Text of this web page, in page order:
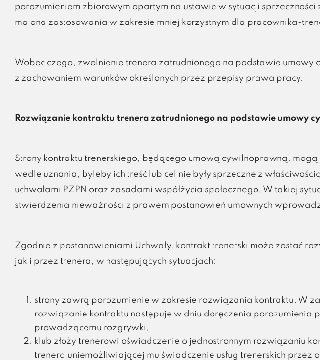
porozumieniem zbiorowym opartym na ustawie w sytuacji
ma ona zastosowania w zakresie mniej korzystnym dla pracownika-
Wobec czego, zwolnienie trenera zatrudnionego na podstawie umowy
z zachowaniem warunków określonych przez przepisy prawa pracy.
Rozwiązanie kontraktu trenera zatrudnionego na podstawie umowy
Strony kontraktu trenerskiego, będącego umową cywilnoprawną, mogą
wedle uznania, byleby ich treść lub cel nie były sprzeczne z
uchwałami PZPN oraz zasadami współżycia społecznego. W takiej
stwierdzenia nieważności z prawem postanowień umownych
Zgodnie z postanowieniami Uchwały, kontrakt trenerski może zostać
jak i przez trenera, w następujących sytuacjach:
strony zawrą porozumienie w zakresie rozwiązania kontraktu. W
rozwiązanie kontraktu następuje w dniu doręczenia porozumienia
prowadzącemu rozgrywki,
klub złoży trenerowi oświadczenie o jednostronnym rozwiązaniu
trenera uniemożliwiającej mu świadczenie usług trenerskich przez